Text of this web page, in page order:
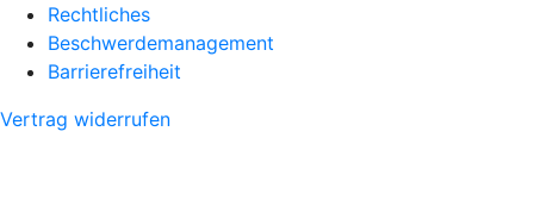
Rechtliches
Beschwerdemanagement
Barrierefreiheit
Vertrag widerrufen